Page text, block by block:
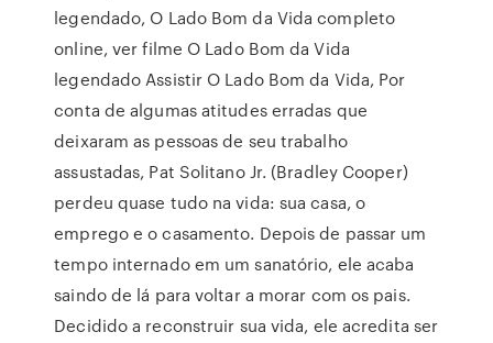
legendado, O Lado Bom da Vida completo
online, ver filme O Lado Bom da Vida
legendado Assistir O Lado Bom da Vida, Por
conta de algumas atitudes erradas que
deixaram as pessoas de seu trabalho
assustadas, Pat Solitano Jr. (Bradley Cooper)
perdeu quase tudo na vida: sua casa, o
emprego e o casamento. Depois de passar um
tempo internado em um sanatório, ele acaba
saindo de lá para voltar a morar com os pais.
Decidido a reconstruir sua vida, ele acredita ser